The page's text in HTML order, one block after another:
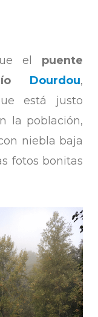
el puente
Dourdou,
está justo
la población,
niebla baja
fotos bonitas